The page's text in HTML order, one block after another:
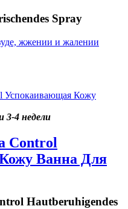
Spray
жжении и жалении
3-4 недели
Control
Ванна Для
Hautberuhigendes